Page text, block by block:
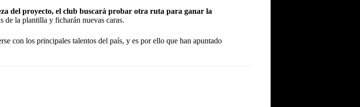
del proyecto, el club buscará probar otra ruta para ganar la
de la plantilla y ficharán nuevas caras.
con los principales talentos del país, y es por ello que han apuntado